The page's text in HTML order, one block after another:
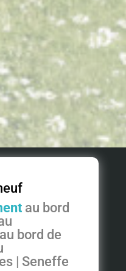
au bord
au bord de
| Seneffe